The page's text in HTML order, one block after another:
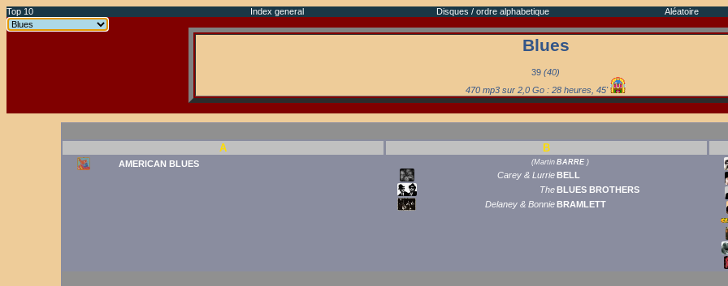
Top 10 Index general Disques / ordre alphabetique Aléatoire
Blues
39 (40)
470 mp3 sur 2,0 Go : 28 heures, 45'
A
AMERICAN BLUES
B
(Martin BARRE)
Carey & Lurrie BELL
The BLUES BROTHERS
Delaney & Bonnie BRAMLETT